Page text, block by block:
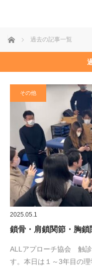
ホーム 過去の記事一覧
その他
2025.05.1
鎖骨・肩鎖関節・胸
ALLアプローチ協会 触
す。本日は１～3年目の